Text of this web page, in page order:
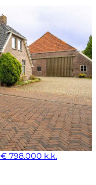
€ 798.000 k.k.